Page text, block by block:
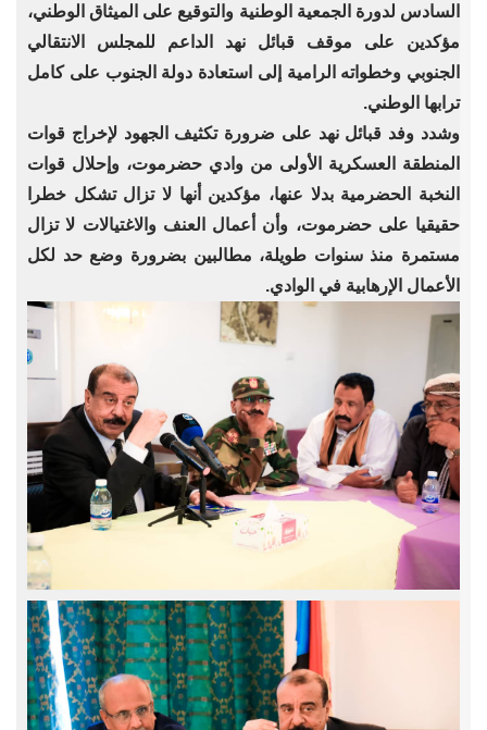
السادس لدورة الجمعية الوطنية والتوقيع على الميثاق الوطني،
مؤكدين على موقف قبائل نهد الداعم للمجلس الانتقالي
الجنوبي وخطواته الرامية إلى استعادة دولة الجنوب على كامل
ترابها الوطني.
وشدد وفد قبائل نهد على ضرورة تكثيف الجهود لإخراج قوات
المنطقة العسكرية الأولى من وادي حضرموت، وإحلال قوات
النخبة الحضرمية بدلا عنها، مؤكدين أنها لا تزال تشكل خطرا
حقيقيا على حضرموت، وأن أعمال العنف والاغتيالات لا تزال
مستمرة منذ سنوات طويلة، مطالبين بضرورة وضع حد لكل
الأعمال الإرهابية في الوادي.